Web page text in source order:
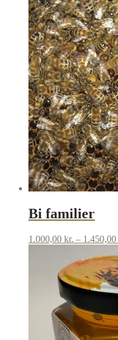
Bi familier
1.000,00 kr. – 1.450,00